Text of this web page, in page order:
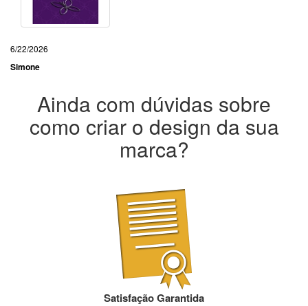
6/22/2026
Simone
Ainda com dúvidas sobre
como criar o design da sua
marca?
Satisfação Garantida